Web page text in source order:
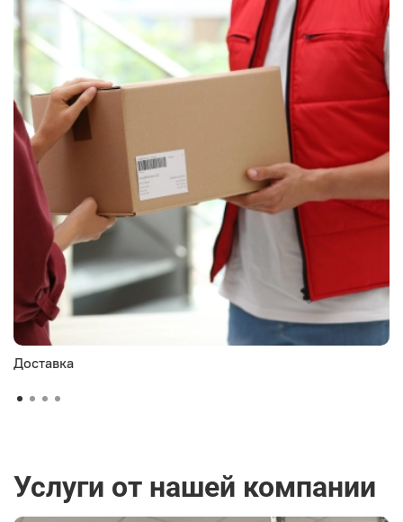
Доставка
Услуги от нашей компании